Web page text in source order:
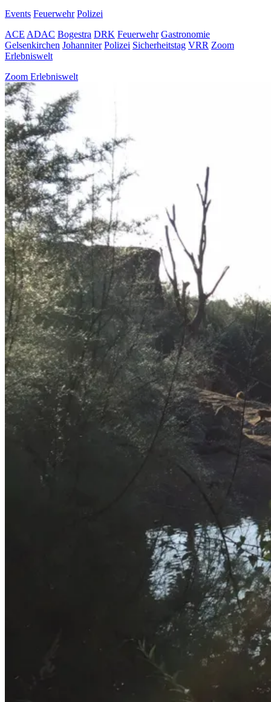
Events Feuerwehr Polizei
ACE ADAC Bogestra DRK Feuerwehr Gastronomie
Gelsenkirchen Johanniter Polizei Sicherheitstag VRR Zoom
Erlebniswelt
Zoom Erlebniswelt